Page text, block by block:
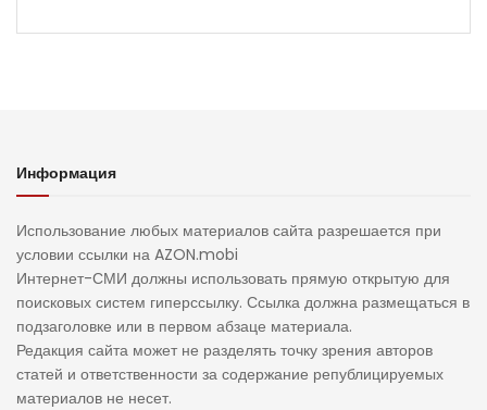
Информация
Использование любых материалов сайта разрешается при
условии ссылки на AZON.mobi
Интернет-СМИ должны использовать прямую открытую для
поисковых систем гиперссылку. Ссылка должна размещаться в
подзаголовке или в первом абзаце материала.
Редакция сайта может не разделять точку зрения авторов
статей и ответственности за содержание републицируемых
материалов не несет.